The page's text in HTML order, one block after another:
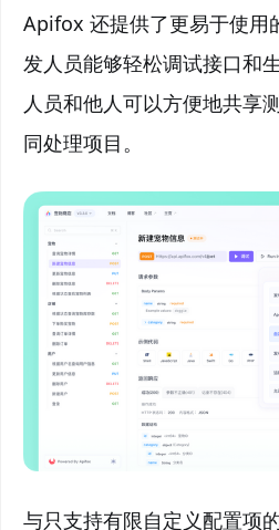
Apifox 还提供了更易于使用
发人员能够轻松调试接口和
人员和他人可以方便地共享
同处理项目。
与只支持有限自定义配置项